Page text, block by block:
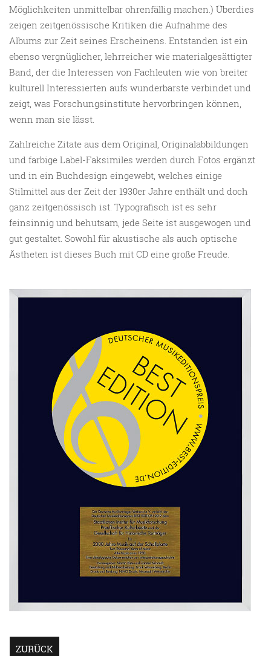
Möglichkeiten unmittelbar ohrenfällig machen.) Überdies
zeigen zeitgenössische Kritiken die Aufnahme des
Albums zur Zeit seines Erscheinens. Entstanden ist ein
ebenso vergnüglicher, lehrreicher wie materialgesättigter
Band, der die Interessen von Fachleuten wie von breiter
kulturell Interessierten aufs wunderbarste verbindet und
zeigt, was Forschungsinstitute hervorbringen können,
wenn man sie lässt.
Zahlreiche Zitate aus dem Original, Originalabbildungen
und farbige Label-Faksimiles werden durch Fotos ergänzt
und in ein Buchdesign eingewebt, welches einige
Stilmittel aus der Zeit der 1930er Jahre enthält und doch
ganz zeitgenössisch ist. Typografisch ist es sehr
feinsinnig und behutsam, jede Seite ist ausgewogen und
gut gestaltet. Sowohl für akustische als auch optische
Ästheten ist dieses Buch mit CD eine große Freude.
ZURÜCK